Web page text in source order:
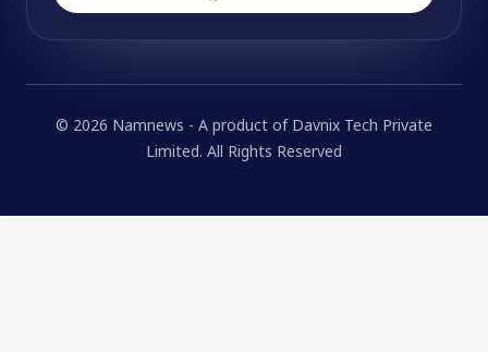
© 2026 Namnews - A product of Davnix Tech Private
Limited. All Rights Reserved